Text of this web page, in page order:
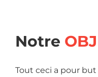
Notre
Tout ceci a pour